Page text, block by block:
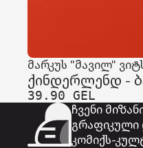
მარკუს "მავილ"
ქინდერლენდ -
39.90 GEL
ჩვენი
გრაფიკული
კომიქს-